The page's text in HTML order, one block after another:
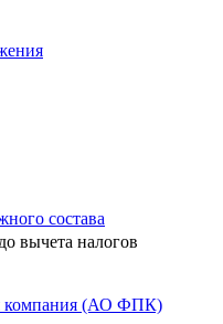
состава
до вычета налогов
компания (АО ФПК)